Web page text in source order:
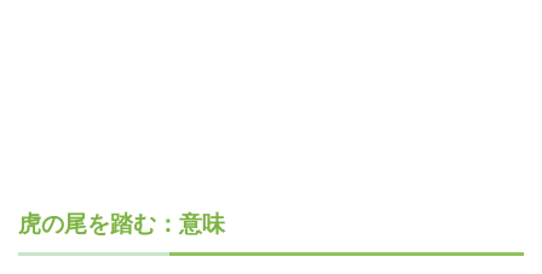
虎の尾を踏む：意味